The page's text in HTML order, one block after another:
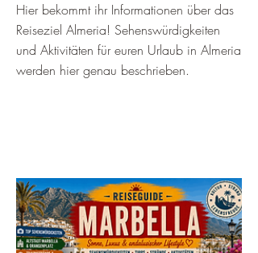
Hier bekommt ihr Informationen über das
Reiseziel Almeria! Sehenswürdigkeiten
und Aktivitäten für euren Urlaub in Almeria
werden hier genau beschrieben.